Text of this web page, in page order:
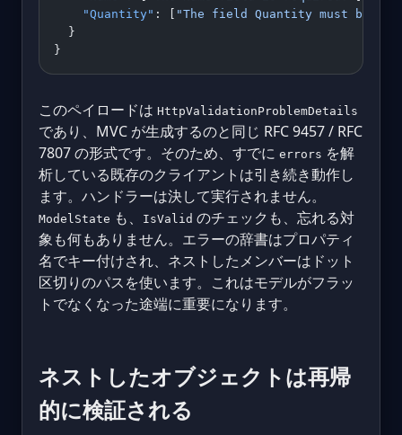
    "Quantity"
: [
"The field Quantity must be
  }
}
このペイロードは HttpValidationProblemDetails
であり、MVC が生成するのと同じ RFC 9457 / RFC
7807 の形式です。そのため、すでに errors を解
析している既存のクライアントは引き続き動作し
ます。ハンドラーは決して実行されません。
ModelState も、 IsValid のチェックも、忘れる対
象も何もありません。エラーの辞書はプロパティ
名でキー付けされ、ネストしたメンバーはドット
区切りのパスを使います。これはモデルがフラッ
トでなくなった途端に重要になります。
ネストしたオブジェクトは再帰
的に検証される